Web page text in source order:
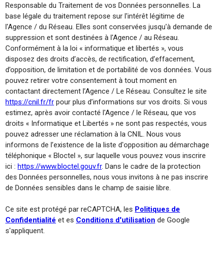
Responsable du Traitement de vos Données personnelles. La
base légale du traitement repose sur l'intérêt légitime de
l'Agence / du Réseau. Elles sont conservées jusqu'à demande de
suppression et sont destinées à l'Agence / au Réseau.
Conformément à la loi « informatique et libertés », vous
disposez des droits d’accès, de rectification, d’effacement,
d’opposition, de limitation et de portabilité de vos données. Vous
pouvez retirer votre consentement à tout moment en
contactant directement l’Agence / Le Réseau. Consultez le site
https://cnil.fr/fr pour plus d’informations sur vos droits. Si vous
estimez, après avoir contacté l'Agence / le Réseau, que vos
droits « Informatique et Libertés » ne sont pas respectés, vous
pouvez adresser une réclamation à la CNIL. Nous vous
informons de l’existence de la liste d'opposition au démarchage
téléphonique « Bloctel », sur laquelle vous pouvez vous inscrire
ici : https://www.bloctel.gouv.fr. Dans le cadre de la protection
des Données personnelles, nous vous invitons à ne pas inscrire
de Données sensibles dans le champ de saisie libre.
Ce site est protégé par reCAPTCHA, les Politiques de
Confidentialité et es Conditions d'utilisation de Google
s'appliquent.